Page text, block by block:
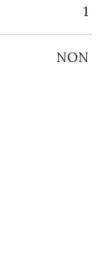
1
NON